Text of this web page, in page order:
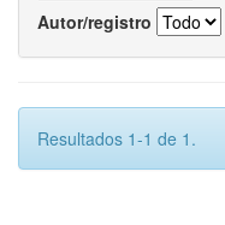
Autor/registro
Resultados 1-1 de 1.